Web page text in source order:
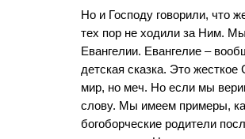
Но и Господу говорили, что
тех пор не ходили за Ним.
Евангелии. Евангелие –
детская сказка. Это
мир, но меч. Но если мы
слову. Мы имеем примеры,
богоборческие родители